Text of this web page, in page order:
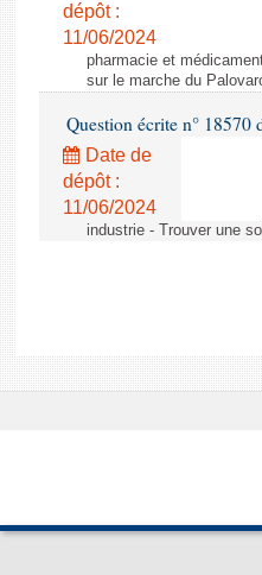
dépôt :
11/06/2024
pharmacie et
sur le marche du
Question écrite n° 18570
Date de
dépôt :
11/06/2024
industrie - Trouver une